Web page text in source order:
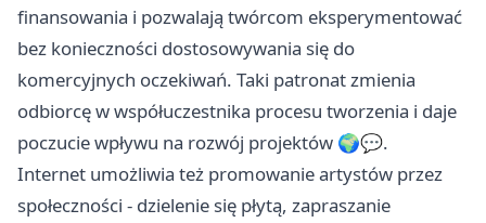
finansowania i pozwalają twórcom eksperymentować
bez konieczności dostosowywania się do
komercyjnych oczekiwań. Taki patronat zmienia
odbiorcę w współuczestnika procesu tworzenia i daje
poczucie wpływu na rozwój projektów 🌍💬.
Internet umożliwia też promowanie artystów przez
społeczności - dzielenie się płytą, zapraszanie